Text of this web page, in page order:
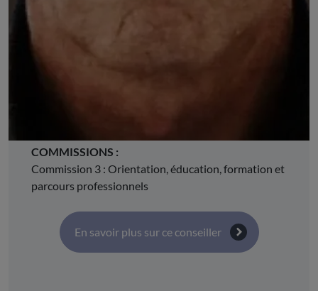
Membre de la CGT Auvergne-Rhône-Alpes
COMMISSIONS :
Commission 3 : Orientation, éducation, formation et
parcours professionnels
En savoir plus sur ce conseiller